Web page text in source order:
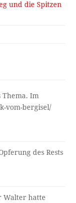
und die Spitzen
Im
vom-bergisel/
des Rests
Walter hatte